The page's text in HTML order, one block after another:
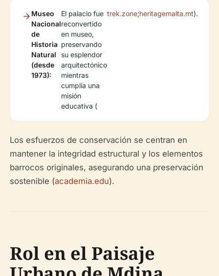
Museo
Nacional
de
Historia
Natural
(desde
1973):
El palacio fue
reconvertido
en museo,
preservando
su esplendor
arquitectónico
mientras
cumplía una
misión
educativa (
trek.zone;heritagemalta.mt).
Los esfuerzos de conservación se centran en
mantener la integridad estructural y los elementos
barrocos originales, asegurando una preservación
sostenible (academia.edu).
Rol en el Paisaje